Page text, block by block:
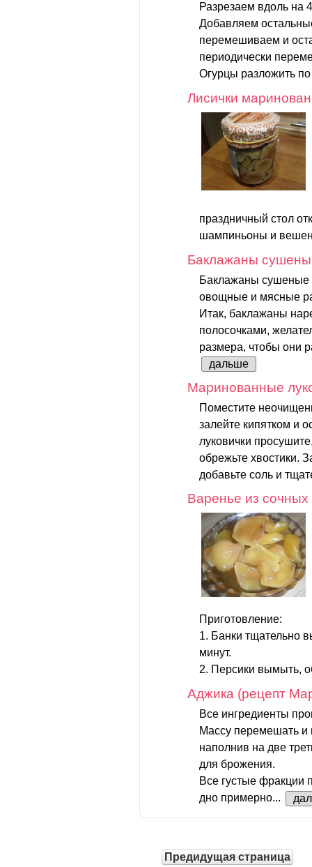
Разрезаем вдоль на
Добавляем
перемешиваем и
периодически
Огурцы разложить
Лисички
праздничный стол
шампиньоны и
Баклажаны
Баклажаны сушеные
овощные и мясные
Итак, баклажаны
полосочками,
размера, чтобы они
дальше
Маринованные
Поместите
залейте кипятком и
луковички
обрежьте хвостики.
добавьте соль и
Варенье из сочных
Приготовление:
1. Банки тщательно
минут.
2. Персики вымыть,
Аджика (рецепт
Все ингредиенты
Массу перемешать и
наполнив на две
для брожения.
Все густые фракции
дно примерно...
Предидущая страница